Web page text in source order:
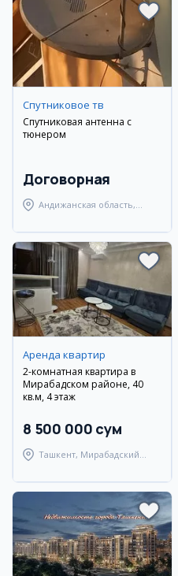
Спутниковое тв
Спутниковая антенна с
тюнером
Договорная
Андижанская область,
Аренда квартир
2-комнатная квартира в
Мирабадском районе, 40
кв.м, 4 этаж
8 500 000 сум
Ташкент, Мирабадский